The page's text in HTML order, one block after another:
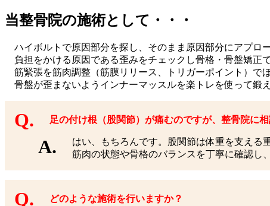
当整骨院の施術として・・・
ハイボルトで原因部分を探し、そのまま原因部分にアプロ
負担をかける原因である歪みをチェックし骨格・骨盤矯正
筋緊張を筋肉調整（筋膜リリース、トリガーポイント）で
骨盤が歪まないようインナーマッスルを楽トレを使って鍛
足の付け根（股関節）が痛むのですが、整骨院に
はい、もちろんです。股関節は体重を支える
筋肉の状態や骨格のバランスを丁寧に確認し
どのような施術を行いますか？